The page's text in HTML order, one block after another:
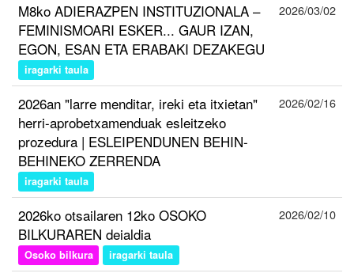
M8ko ADIERAZPEN INSTITUZIONALA –
FEMINISMOARI ESKER... GAUR IZAN,
EGON, ESAN ETA ERABAKI DEZAKEGU
iragarki taula
2026/03/02
2026an "larre menditar, ireki eta itxietan"
herri-aprobetxamenduak esleitzeko
prozedura | ESLEIPENDUNEN BEHIN-
BEHINEKO ZERRENDA
iragarki taula
2026/02/16
2026ko otsailaren 12ko OSOKO
BILKURAREN deialdia
Osoko bilkura iragarki taula
2026/02/10